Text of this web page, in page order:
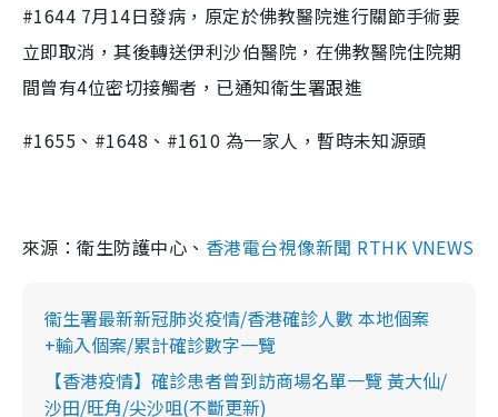
#1644 7月14日發病，原定於佛教醫院進行關節手術要
立即取消，其後轉送伊利沙伯醫院，在佛教醫院住院期
間曾有4位密切接觸者，已通知衛生署跟進
#1655、#1648、#1610 為一家人，暫時未知源頭
來源：衛生防護中心、 香港電台視像新聞 RTHK VNEWS
衞生署最新新冠肺炎疫情/香港確診人數 本地個案
+輸入個案/累計確診數字一覽
【香港疫情】確診患者曾到訪商場名單一覽 黃大仙/
沙田/旺角/尖沙咀(不斷更新)